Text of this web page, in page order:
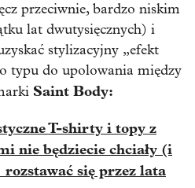
przeciwnie, bardzo niskim
lat dwutysięcznych) i
stylizacyjny „efekt
typu do upolowania między
Saint Body:
T-shirty i topy z
nie będziecie chciały (i
rozstawać się przez lata